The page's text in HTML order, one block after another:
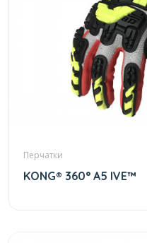
Перчатки
KONG® 360° A5 IVE™